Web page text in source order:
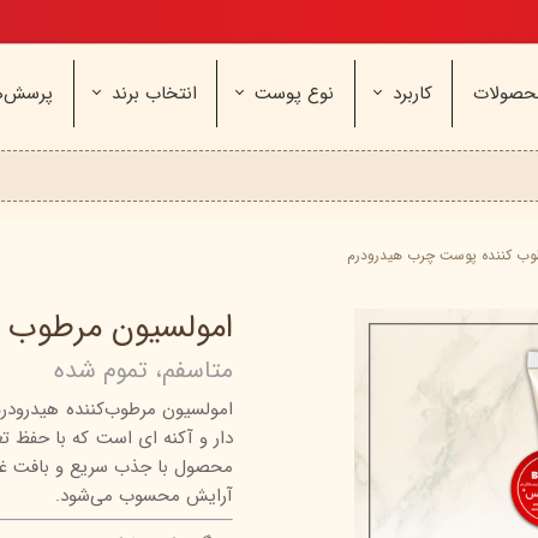
کاربرد
عطر - ادکلن
اسپری بدن
دئودرانت - مام
نوع پوست انتخاب برند
نیوره بیول
ایپک
شون
ویتابلا سینره
سیلکر
سی‌گل
نو‌ آکنه ویتالیر
هرمودر
کننده پوست چرب هیدرودرم
امولسیون
متاسفم، تموم شده
امولسیون مرطوب‌کننده
دار و آکنه ای است که با
محصول با جذب سریع و بافت
آرایش محسوب می‌شود.